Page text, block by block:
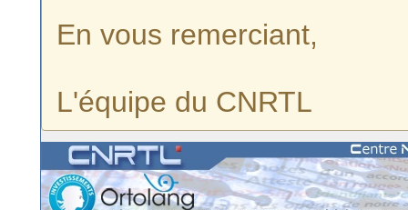
En vous remerciant,
L'équipe du CNRTL